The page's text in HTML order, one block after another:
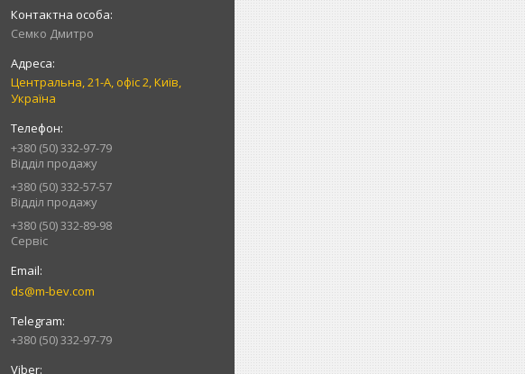
Cемко Дмитро
Центральна, 21-А, офіс 2, Київ,
Україна
+380 (50) 332-97-79
Відділ продажу
+380 (50) 332-57-57
Відділ продажу
+380 (50) 332-89-98
Сервіс
ds@m-bev.com
+380 (50) 332-97-79